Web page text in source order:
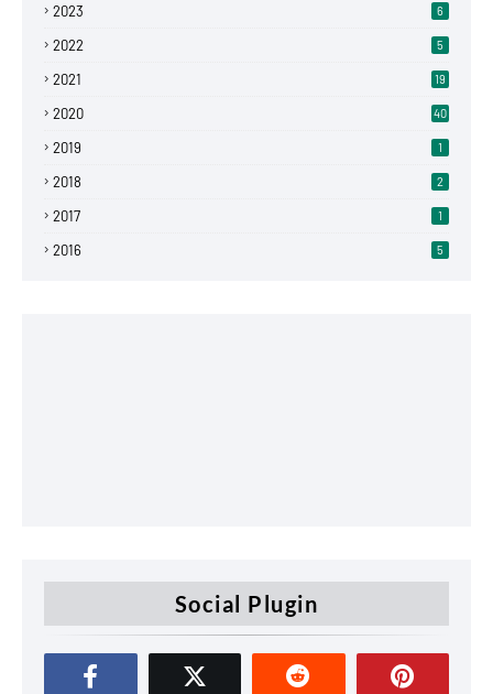
2023 6
2022 5
2021 19
2020 40
2019 1
2018 2
2017 1
2016 5
Social Plugin